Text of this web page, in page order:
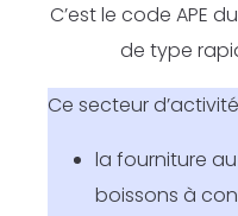
C’est le code APE
de type
Ce secteur
la fourniture
boissons à